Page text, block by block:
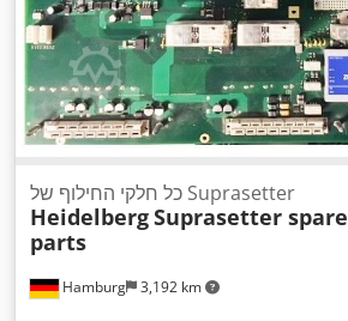
Hamburg 3,192 km
כל חלקי החילוף של Suprasetter
HeidelbergSuprasetter spare
parts